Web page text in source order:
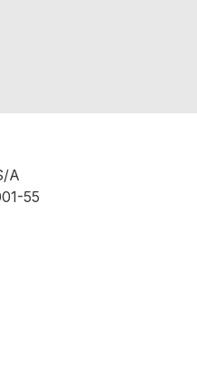
A
55